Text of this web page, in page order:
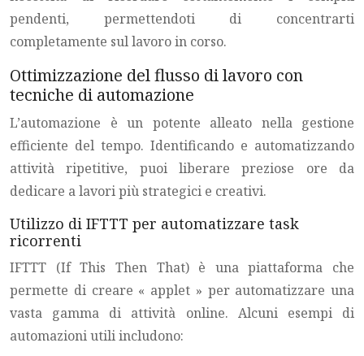
pendenti, permettendoti di concentrarti
completamente sul lavoro in corso.
Ottimizzazione del flusso di lavoro con
tecniche di automazione
L’automazione è un potente alleato nella gestione
efficiente del tempo. Identificando e automatizzando
attività ripetitive, puoi liberare preziose ore da
dedicare a lavori più strategici e creativi.
Utilizzo di IFTTT per automatizzare task
ricorrenti
IFTTT (If This Then That) è una piattaforma che
permette di creare « applet » per automatizzare una
vasta gamma di attività online. Alcuni esempi di
automazioni utili includono: